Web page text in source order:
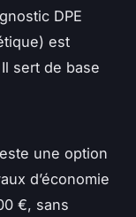
DPE
est
sert de base
une option
d’économie
€, sans